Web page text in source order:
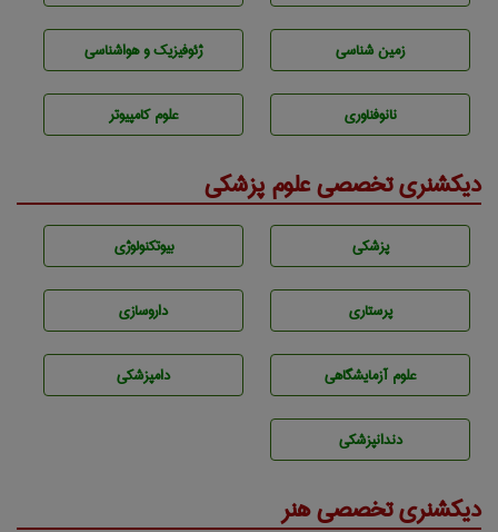
زمين شناسی ژئوفيزيك و هواشناسی
نانوفناوری علوم کامپیوتر
دیکشنری تخصصی علوم پزشکی
پزشكی بيوتكنولوژی
پرستاری داروسازی
علوم آزمايشگاهی دامپزشكی
دندانپزشكی
دیکشنری تخصصی هنر